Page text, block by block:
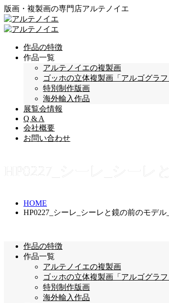
版画・複製画の専門店アルテノイエ
作品の特徴
作品一覧
アルテノイエの複製画
ゴッホの立体複製画「アルゴグラフ
特別制作版画
海外輸入作品
展覧会情報
Q & A
会社概要
お問い合わせ
HP0227_シーレ_シーレ
HOME
HP0227_シーレ_シーレと鏡の前のモデル
作品の特徴
作品一覧
アルテノイエの複製画
ゴッホの立体複製画「アルゴグラフ
特別制作版画
海外輸入作品